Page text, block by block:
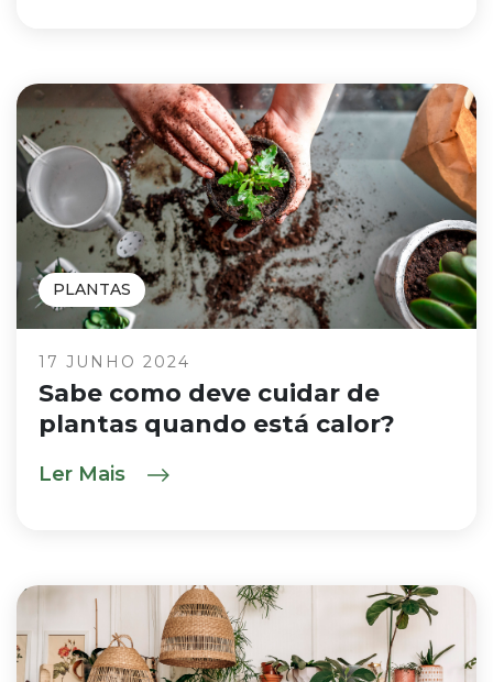
PLANTAS
17 JUNHO 2024
Sabe como deve cuidar de
plantas quando está calor?
Ler Mais